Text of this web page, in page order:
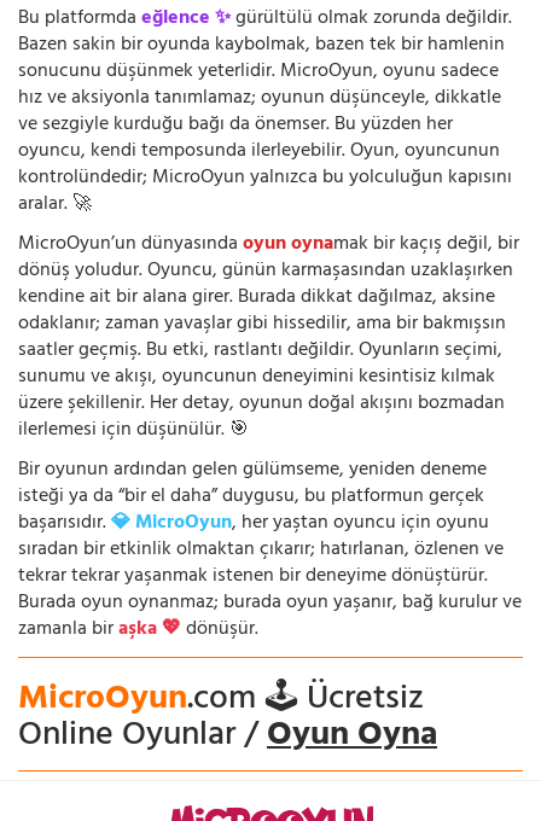
Bu platformdaeğlence ✨gürültülü olmak zorunda değildir.
Bazen sakin bir oyunda kaybolmak, bazen tek bir hamlenin
sonucunu düşünmek yeterlidir. MicroOyun, oyunu sadece
hız ve aksiyonla tanımlamaz; oyunun düşünceyle, dikkatle
ve sezgiyle kurduğu bağı da önemser. Bu yüzden her
oyuncu, kendi temposunda ilerleyebilir. Oyun, oyuncunun
kontrolündedir; MicroOyun yalnızca bu yolculuğun kapısını
aralar. 🚀
MicroOyun’un dünyasındaoyun oynamak bir kaçış değil, bir
dönüş yoludur. Oyuncu, günün karmaşasından uzaklaşırken
kendine ait bir alana girer. Burada dikkat dağılmaz, aksine
odaklanır; zaman yavaşlar gibi hissedilir, ama bir bakmışsın
saatler geçmiş. Bu etki, rastlantı değildir. Oyunların seçimi,
sunumu ve akışı, oyuncunun deneyimini kesintisiz kılmak
üzere şekillenir. Her detay, oyunun doğal akışını bozmadan
ilerlemesi için düşünülür. 🎯
Bir oyunun ardından gelen gülümseme, yeniden deneme
isteği ya da “bir el daha” duygusu, bu platformun gerçek
başarısıdır.💎 MicroOyun, her yaştan oyuncu için oyunu
sıradan bir etkinlik olmaktan çıkarır; hatırlanan, özlenen ve
tekrar tekrar yaşanmak istenen bir deneyime dönüştürür.
Burada oyun oynanmaz; burada oyun yaşanır, bağ kurulur ve
zamanla biraşka 💖dönüşür.
MicroOyun.com 🕹️ Ücretsiz
Online Oyunlar /Oyun Oyna